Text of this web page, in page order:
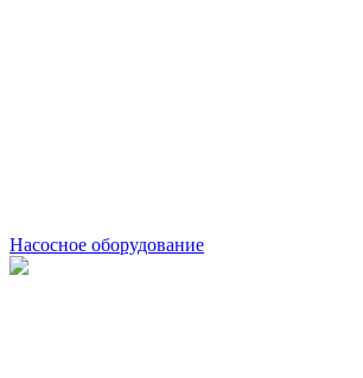
Насосное оборудование